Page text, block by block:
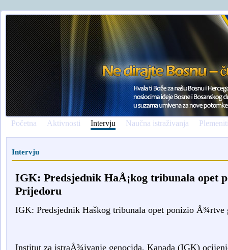
Početna Aktivnosti Intervju Naučna istraživanja
Intervju
IGK: Predsjednik HaÅ¡kog tribunala opet
Prijedoru
IGK: Predsjednik Haškog tribunala opet ponizio Å¾rtve
Institut za istraÅ¾ivanje genocida, Kanada (IGK)